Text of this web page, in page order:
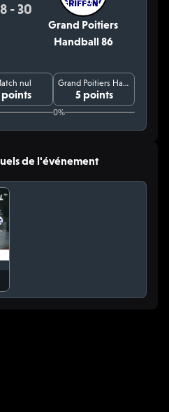
- 30
Grand Poitiers
Handball 86
nul
points
Grand Poitiers Handball 86
5 points
0%
de l'événement